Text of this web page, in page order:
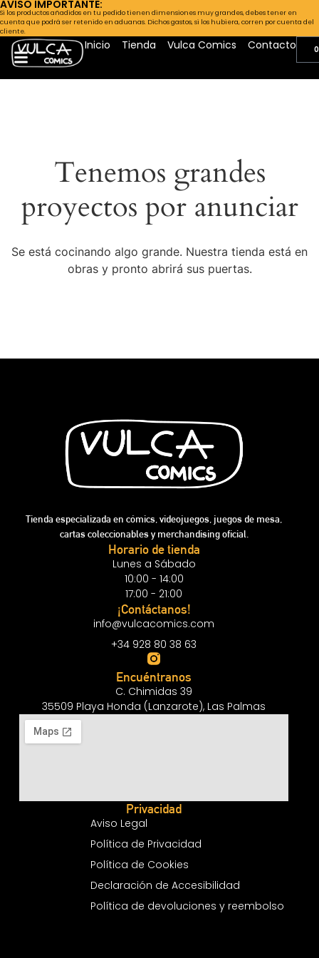
AVISO IMPORTANTE:
Si los productos añadidos en tu pedido tienen dimensiones muy grandes, debes tener en
cuenta que podrá ser retenido en aduanas. Dichos gastos, si los hubiera, corren por cuenta del
cliente.
Inicio Tienda Vulca Comics Contacto
Tenemos grandes
proyectos por anunciar
Se está cocinando algo grande. Nuestra tienda está en
obras y pronto abrirá sus puertas.
Tienda especializada en cómics, videojuegos, juegos de mesa,
cartas coleccionables y merchandising oficial.
Horario de tienda
Lunes a Sábado
10:00 - 14:00
17:00 - 21:00
¡Contáctanos!
info@vulcacomics.com
+34 928 80 38 63
Encuéntranos
C. Chimidas 39
35509 Playa Honda (Lanzarote), Las Palmas
Privacidad
Aviso Legal
Política de Privacidad
Política de Cookies
Declaración de Accesibilidad
Política de devoluciones y reembolso